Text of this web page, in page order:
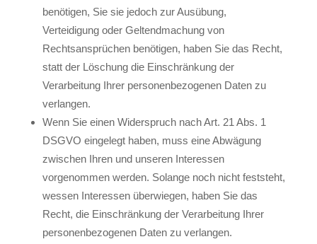
benötigen, Sie sie jedoch zur Ausübung,
Verteidigung oder Geltendmachung von
Rechtsansprüchen benötigen, haben Sie das Recht,
statt der Löschung die Einschränkung der
Verarbeitung Ihrer personenbezogenen Daten zu
verlangen.
Wenn Sie einen Widerspruch nach Art. 21 Abs. 1
DSGVO eingelegt haben, muss eine Abwägung
zwischen Ihren und unseren Interessen
vorgenommen werden. Solange noch nicht feststeht,
wessen Interessen überwiegen, haben Sie das
Recht, die Einschränkung der Verarbeitung Ihrer
personenbezogenen Daten zu verlangen.